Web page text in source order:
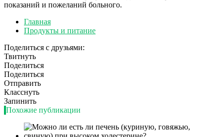
показаний и пожеланий больного.
Главная
Продукты и питание
Поделиться с друзьями:
Твитнуть
Поделиться
Поделиться
Отправить
Класснуть
Запинить
Похожие публикации